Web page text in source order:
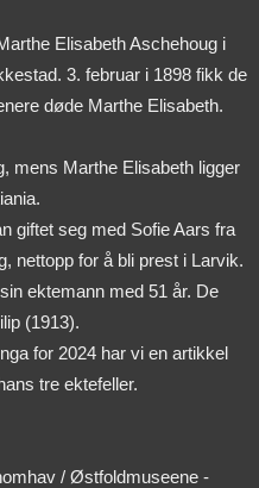
Elisabeth Aschehoug i
3. februar i 1898 fikk de
døde Marthe Elisabeth.
mens Marthe Elisabeth ligger
giftet seg med Sofie Aars fra
nettopp for å bli prest i Larvik.
ektemann med 51 år. De
(1913).
for 2024 har vi en artikkel
tre ektefeller.
/ Østfoldmuseene -